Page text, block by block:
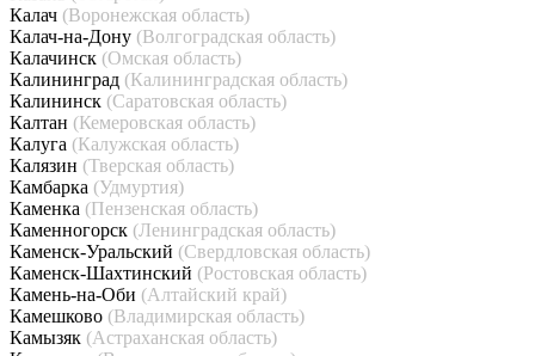
Калач (Воронежская область)
Калач-на-Дону (Волгоградская область)
Калачинск (Омская область)
Калининград (Калининградская область)
Калининск (Саратовская область)
Калтан (Кемеровская область)
Калуга (Калужская область)
Калязин (Тверская область)
Камбарка (Удмуртия)
Каменка (Пензенская область)
Каменногорск (Ленинградская область)
Каменск-Уральский (Свердловская область)
Каменск-Шахтинский (Ростовская область)
Камень-на-Оби (Алтайский край)
Камешково (Владимирская область)
Камызяк (Астраханская область)